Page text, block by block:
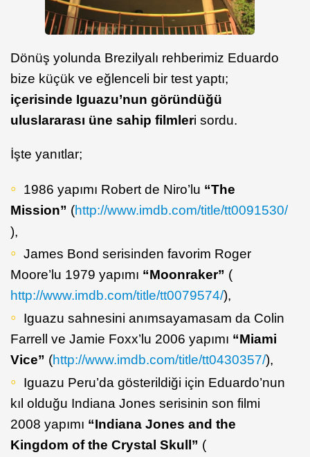
Dönüş yolunda Brezilyalı rehberimiz Eduardo
bize küçük ve eğlenceli bir test yaptı;
içerisinde Iguazu’nun göründüğü
uluslararası üne sahip filmleri sordu.
İşte yanıtlar;
1986 yapımı Robert de Niro’lu “The
Mission” (http://www.imdb.com/title/tt0091530/
),
James Bond serisinden favorim Roger
Moore’lu 1979 yapımı “Moonraker” (
http://www.imdb.com/title/tt0079574/),
Iguazu sahnesini anımsayamasam da Colin
Farrell ve Jamie Foxx’lu 2006 yapımı “Miami
Vice” (http://www.imdb.com/title/tt0430357/),
Iguazu Peru’da gösterildiği için Eduardo’nun
kıl olduğu Indiana Jones serisinin son filmi
2008 yapımı “Indiana Jones and the
Kingdom of the Crystal Skull” (